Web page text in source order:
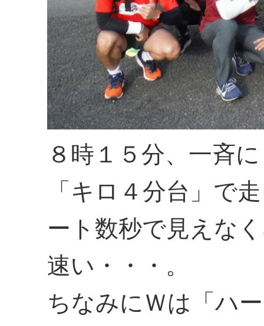
８時１５分、一斉
「キロ４分台」で
ート数秒で見えな
速い・・・。
ちなみにＷは「ハ